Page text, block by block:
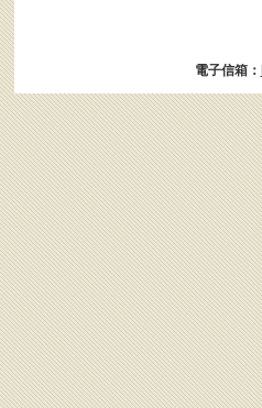
電子信箱：